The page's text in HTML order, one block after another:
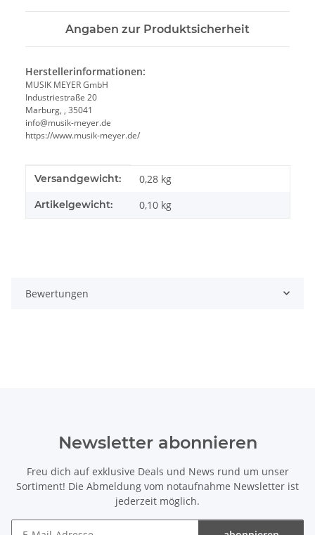
Angaben zur Produktsicherheit
Herstellerinformationen:
MUSIK MEYER GmbH
Industriestraße 20
Marburg, , 35041
info@musik-meyer.de
https://www.musik-meyer.de/
Produkteigenschaft
Wert
Versandgewicht: 0,28 kg
Artikelgewicht: 0,10 kg
Bewertungen
Newsletter abonnieren
Freu dich auf exklusive Deals und News rund um unser
Sortiment! Die Abmeldung vom notaufnahme Newsletter ist
jederzeit möglich.